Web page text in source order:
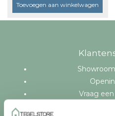
Toevoegen aan winkelwagen
Vraag